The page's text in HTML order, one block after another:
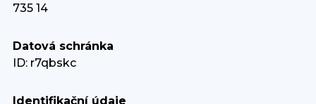
735 14
Datová schránka
ID: r7qbskc
Identifikační údaje